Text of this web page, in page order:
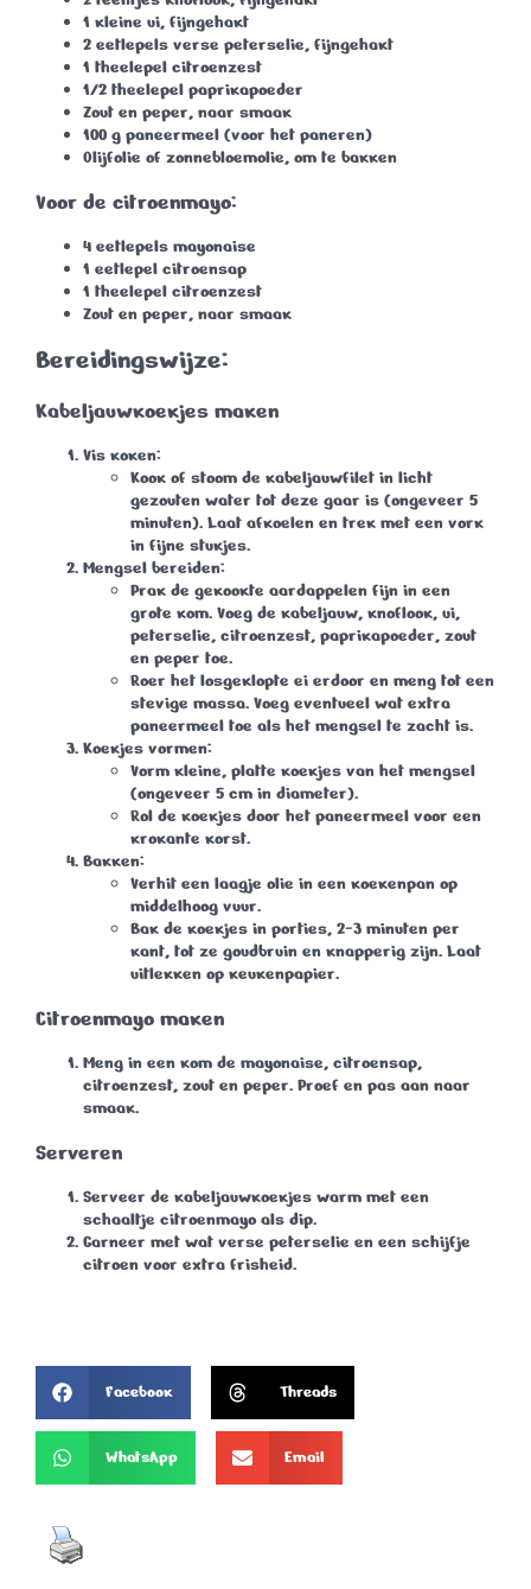
1 kleine ui, fijngehakt
2 eetlepels verse peterselie, fijngehakt
1 theelepel citroenzest
1/2 theelepel paprikapoeder
Zout en peper, naar smaak
100 g paneermeel (voor het paneren)
Olijfolie of zonnebloemolie, om te bakken
Voor de citroenmayo:
4 eetlepels mayonaise
1 eetlepel citroensap
1 theelepel citroenzest
Zout en peper, naar smaak
Bereidingswijze:
Kabeljauwkoekjes maken
Vis koken:
Kook of stoom de kabeljauwfilet in licht
gezouten water tot deze gaar is (ongeveer 5
minuten). Laat afkoelen en trek met een vork
in fijne stukjes.
Mengsel bereiden:
Prak de gekookte aardappelen fijn in een
grote kom. Voeg de kabeljauw, knoflook, ui,
peterselie, citroenzest, paprikapoeder, zout
en peper toe.
Roer het losgeklopte ei erdoor en meng tot een
stevige massa. Voeg eventueel wat extra
paneermeel toe als het mengsel te zacht is.
Koekjes vormen:
Vorm kleine, platte koekjes van het mengsel
(ongeveer 5 cm in diameter).
Rol de koekjes door het paneermeel voor een
krokante korst.
Bakken:
Verhit een laagje olie in een koekenpan op
middelhoog vuur.
Bak de koekjes in porties, 2-3 minuten per
kant, tot ze goudbruin en knapperig zijn. Laat
uitlekken op keukenpapier.
Citroenmayo maken
Meng in een kom de mayonaise, citroensap,
citroenzest, zout en peper. Proef en pas aan naar
smaak.
Serveren
Serveer de kabeljauwkoekjes warm met een
schaaltje citroenmayo als dip.
Garneer met wat verse peterselie en een schijfje
citroen voor extra frisheid.
Facebook Threads
WhatsApp Email